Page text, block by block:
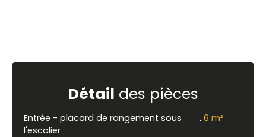
Détail des pièces
Entrée - placard de rangement sous
l'escalier
6 m²